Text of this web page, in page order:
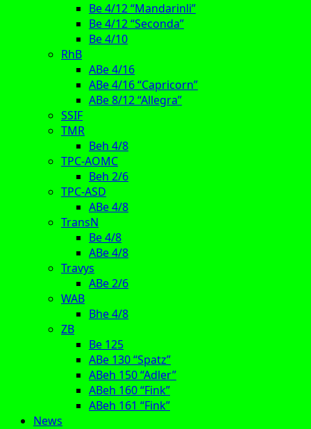
Be 4/12 “Mandarinli”
Be 4/12 “Seconda”
Be 4/10
RhB
ABe 4/16
ABe 4/16 “Capricorn”
ABe 8/12 “Allegra”
SSIF
TMR
Beh 4/8
TPC-AOMC
Beh 2/6
TPC-ASD
ABe 4/8
TransN
Be 4/8
ABe 4/8
Travys
ABe 2/6
WAB
Bhe 4/8
ZB
Be 125
ABe 130 “Spatz”
ABeh 150 “Adler”
ABeh 160 “Fink”
ABeh 161 “Fink”
News